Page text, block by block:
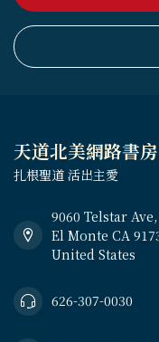
天道北美網路書
扎根聖道 活出主愛
9060 Telstar
El Monte CA
United States
626-307-0030